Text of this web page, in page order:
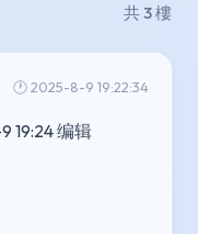
共 3 樓
🕐 2025-8-9 19:22:34
19:24 编辑